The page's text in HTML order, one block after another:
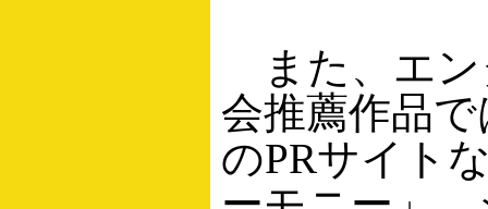
また、エン
会推薦作品
のPRサイト